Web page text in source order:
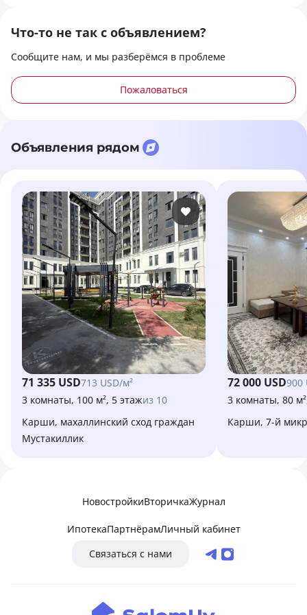
Что-то не так с объявлением?
Сообщите нам, и мы разберёмся в проблеме
Пожаловаться
Объявления рядом
71 335 USD713 USD/м²
3 комнаты, 100 м², 5 этажиз 10
Карши, махаллинский сход граждан
Мустакиллик
72 000 USD900
3 комнаты, 80
Карши, 7-й
НовостройкиВторичкаЖурнал
ИпотекаПартнёрамЛичный кабинет
Связаться с нами